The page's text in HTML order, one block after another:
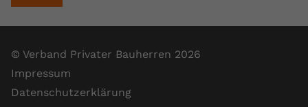
© Verband Privater Bauherren 2026
Impressum
Datenschutzerklärung
Zweck